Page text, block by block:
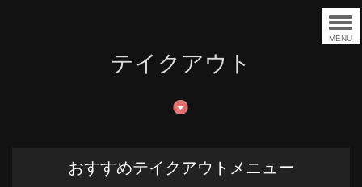
MENU
テイクアウト
おすすめテイクアウトメニュー